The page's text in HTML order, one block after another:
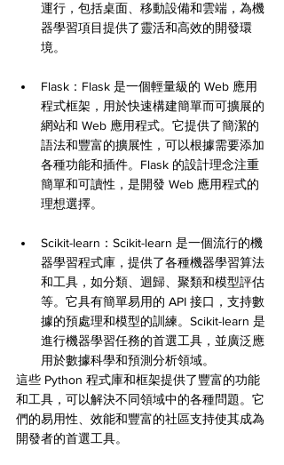
運行，包括桌面、移動設備和雲端，為機
器學習項目提供了靈活和高效的開發環
境。
Flask：Flask 是一個輕量級的 Web 應用
程式框架，用於快速構建簡單而可擴展的
網站和 Web 應用程式。它提供了簡潔的
語法和豐富的擴展性，可以根據需要添加
各種功能和插件。Flask 的設計理念注重
簡單和可讀性，是開發 Web 應用程式的
理想選擇。
Scikit-learn：Scikit-learn 是一個流行的機
器學習程式庫，提供了各種機器學習算法
和工具，如分類、迴歸、聚類和模型評估
等。它具有簡單易用的 API 接口，支持數
據的預處理和模型的訓練。Scikit-learn 是
進行機器學習任務的首選工具，並廣泛應
用於數據科學和預測分析領域。
這些 Python 程式庫和框架提供了豐富的功能
和工具，可以解決不同領域中的各種問題。它
們的易用性、效能和豐富的社區支持使其成為
開發者的首選工具。